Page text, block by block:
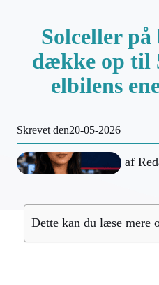
Solceller
dække op til
elbilens
Skrevet den20-05-2026
af
Dette kan du læse mere